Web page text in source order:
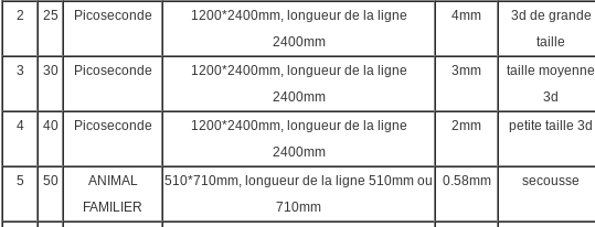
2 25 Picoseconde
1200*2400mm, longueur de la ligne
2400mm
4mm
3d de grande
taille
3 30 Picoseconde
1200*2400mm, longueur de la ligne
2400mm
3mm
taille moyenne
3d
4 40 Picoseconde
1200*2400mm, longueur de la ligne
2400mm
2mm petite taille 3d
5 50
ANIMAL
FAMILIER
510*710mm, longueur de la ligne 510mm ou
710mm
0.58mm secousse